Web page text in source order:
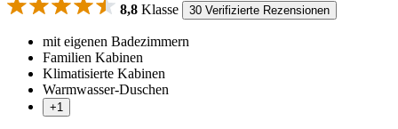
8,8 Klasse 30 Verifizierte Rezensionen
mit eigenen Badezimmern
Familien Kabinen
Klimatisierte Kabinen
Warmwasser-Duschen
+1